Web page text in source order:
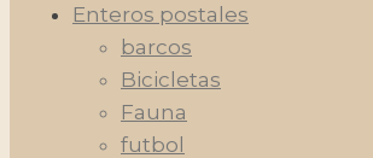
Enteros postales
barcos
Bicicletas
Fauna
futbol